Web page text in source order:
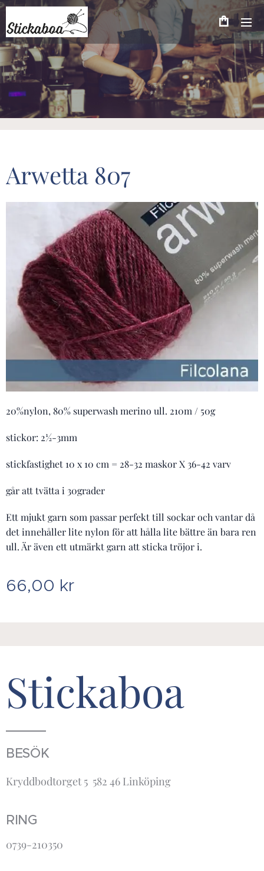
Arwetta 807
20%nylon, 80% superwash merino ull. 210m / 50g
stickor: 2½-3mm
stickfastighet 10 x 10 cm = 28-32 maskor X 36-42 varv
går att tvätta i 30grader
Ett mjukt garn som passar perfekt till sockar och vantar då
det innehåller lite nylon för att hålla lite bättre än bara ren
ull. Är även ett utmärkt garn att sticka tröjor i.
66,00 kr
Stickaboa
BESÖK
Kryddbodtorget 5 582 46 Linköping
RING
0739-210350